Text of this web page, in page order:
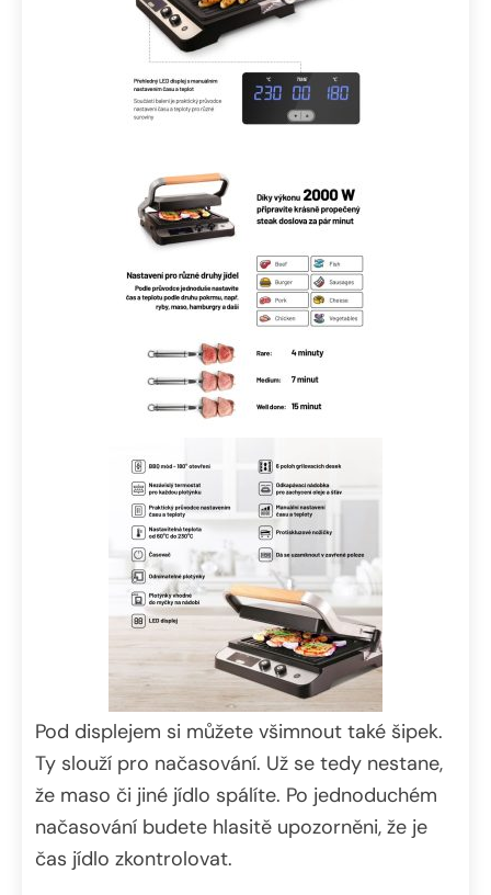
Pod displejem si můžete všimnout také šipek.
Ty slouží pro načasování. Už se tedy nestane,
že maso či jiné jídlo spálíte. Po jednoduchém
načasování budete hlasitě upozorněni, že je
čas jídlo zkontrolovat.